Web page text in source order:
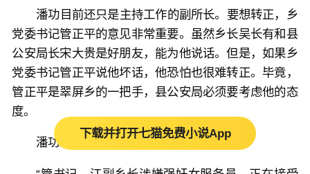
潘功目前还只是主持工作的副所长。要想转正，乡
党委书记管正平的意见非常重要。虽然乡长吴长有和县
公安局长宋大贵是好朋友，能为他说话。但是，如果乡
党委书记管正平说他坏话，他恐怕也很难转正。毕竟，
管正平是翠屏乡的一把手，县公安局必须要考虑他的态
度。
潘功想了想，说道：
下载并打开七猫免费小说App